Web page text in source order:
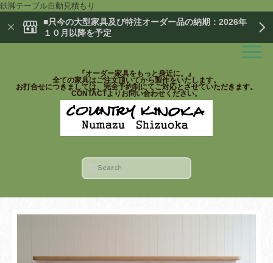
鉄脚テーブル自動見積もり
■只今の大型家具及び特注オーダー品の納期：2026年
１０月以降を予定
『オーダー家具をもっと身近に。』
全ての家具はご注文頂いてから製作をいたします。
お打合せにつきましては、完全予約制にてご対応とさせていただきます。
CONTACTよりお問い合わせください。